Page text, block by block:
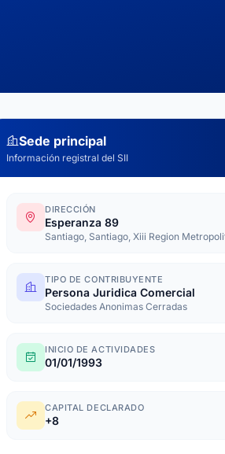
Sede principal
Información registral del SII
DIRECCIÓN
Esperanza 89
Santiago, Santiago, Xiii Region
TIPO DE CONTRIBUYENTE
Persona Juridica Comercial
Sociedades Anonimas Cerradas
INICIO DE ACTIVIDADES
01/01/1993
CAPITAL DECLARADO
+8